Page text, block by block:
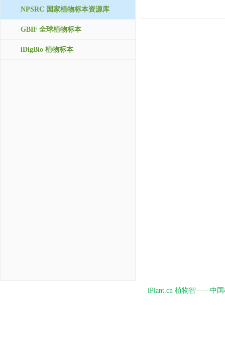
NPSRC 国家植物标本资源库
GBIF 全球植物标本
iDigBio 植物标本
iPlant.cn 植物智——中国